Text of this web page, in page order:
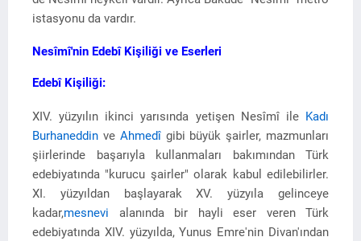
istasyonu da vardır.
Nesîmî'nin Edebî Kişiliği ve Eserleri
Edebî Kişiliği:
XIV. yüzyılın ikinci yarısında yetişen Nesîmî ile Kadı
Burhaneddin ve Ahmedîgibi büyük şairler, mazmunları
şiirlerinde başarıyla kullanmaları bakımından Türk
edebiyatında "kurucu şairler" olarak kabul edilebilirler.
XI. yüzyıldan başlayarak XV. yüzyıla gelinceye
kadar,mesnevi alanında bir hayli eser veren Türk
edebiyatında XIV. yüzyılda, Yunus Emre'nin Divan'ından